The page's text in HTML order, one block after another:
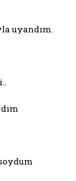
uyandım.